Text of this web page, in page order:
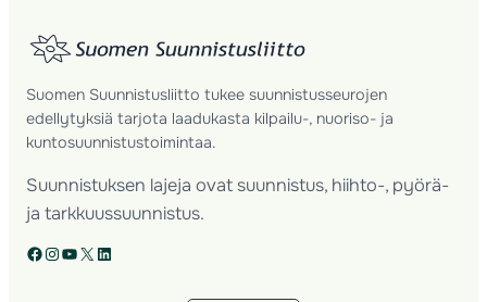
Suomen Suunnistusliitto tukee suunnistusseurojen
edellytyksiä tarjota laadukasta kilpailu-, nuoriso- ja
kuntosuunnistustoimintaa.
Suunnistuksen lajeja ovat suunnistus, hiihto-, pyörä-
ja tarkkuussuunnistus.
Facebook Instagram YouTube X LinkedIn